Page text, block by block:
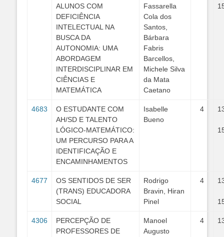
ALUNOS COM
DEFICIÊNCIA
INTELECTUAL NA
BUSCA DA
AUTONOMIA: UMA
ABORDAGEM
INTERDISCIPLINAR EM
CIÊNCIAS E
MATEMÁTICA
Fassarella
Cola dos
Santos,
Bárbara
Fabris
Barcellos,
Michele Silva
da Mata
Caetano
4683
O ESTUDANTE COM
AH/SD E TALENTO
LÓGICO-MATEMÁTICO:
UM PERCURSO PARA A
IDENTIFICAÇÃO E
ENCAMINHAMENTOS
Isabelle
Bueno
4
4677
OS SENTIDOS DE SER
(TRANS) EDUCADORA
SOCIAL
Rodrigo
Bravin, Hiran
Pinel
4
4306
PERCEPÇÃO DE
PROFESSORES DE
Manoel
Augusto
4